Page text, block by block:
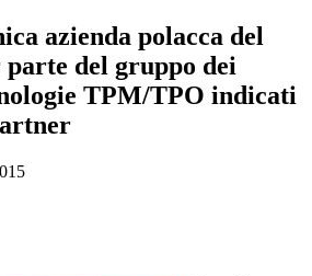
azienda polacca del
del gruppo dei
TPM/TPO indicati